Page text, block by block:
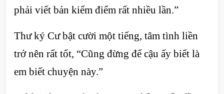
phải viết bản kiểm điểm rất nhiều lần.”
Thư ký Cư bật cười một tiếng, tâm tình liền
trở nên rất tốt, “Cũng đừng để cậu ấy biết là
em biết chuyện này.”